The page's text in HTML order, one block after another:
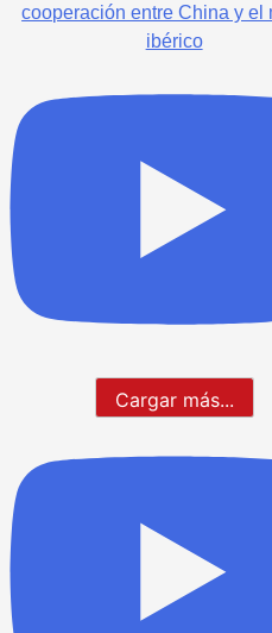
cooperación entre China y el
ibérico
Cargar más...